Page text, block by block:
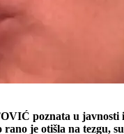
poznata u javnosti i
je otišla na tezgu,